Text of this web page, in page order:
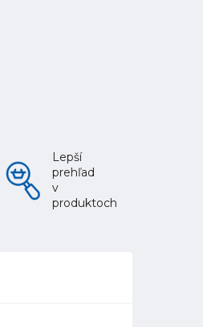
Lepší
prehľad
v
produktoch